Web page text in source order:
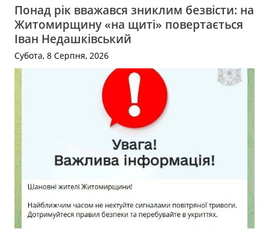
Понад рік вважався зниклим безвісти: на
Житомирщину «на щиті» повертається
Іван Недашківський
Субота, 8 Серпня, 2026